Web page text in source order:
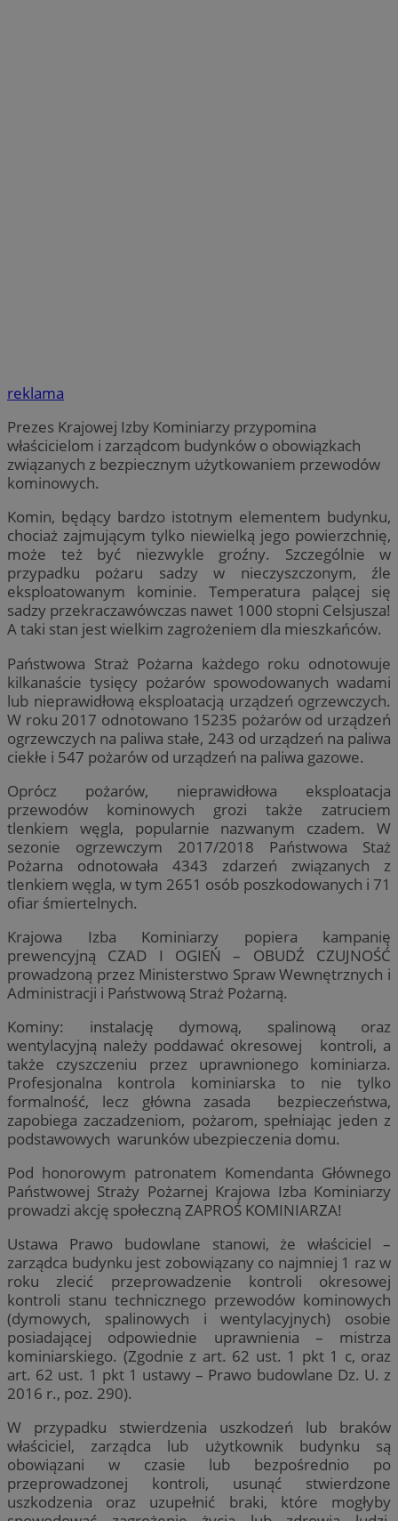
reklama
Prezes Krajowej Izby Kominiarzy przypomina
właścicielom i zarządcom budynków o obowiązkach
związanych z bezpiecznym użytkowaniem przewodów
kominowych.
Komin, będący bardzo istotnym elementem budynku,
chociaż zajmującym tylko niewielką jego powierzchnię,
może też być niezwykle groźny. Szczególnie w
przypadku pożaru sadzy w nieczyszczonym, źle
eksploatowanym kominie. Temperatura palącej się
sadzy przekraczawówczas nawet 1000 stopni Celsjusza!
A taki stan jest wielkim zagrożeniem dla mieszkańców.
Państwowa Straż Pożarna każdego roku odnotowuje
kilkanaście tysięcy pożarów spowodowanych wadami
lub nieprawidłową eksploatacją urządzeń ogrzewczych.
W roku 2017 odnotowano 15235 pożarów od urządzeń
ogrzewczych na paliwa stałe, 243 od urządzeń na paliwa
ciekłe i 547 pożarów od urządzeń na paliwa gazowe.
Oprócz pożarów, nieprawidłowa eksploatacja
przewodów kominowych grozi także zatruciem
tlenkiem węgla, popularnie nazwanym czadem. W
sezonie ogrzewczym 2017/2018 Państwowa Staż
Pożarna odnotowała 4343 zdarzeń związanych z
tlenkiem węgla, w tym 2651 osób poszkodowanych i 71
ofiar śmiertelnych.
Krajowa Izba Kominiarzy popiera kampanię
prewencyjną CZAD I OGIEŃ – OBUDŹ CZUJNOŚĆ
prowadzoną przez Ministerstwo Spraw Wewnętrznych i
Administracji i Państwową Straż Pożarną.
Kominy: instalację dymową, spalinową oraz
wentylacyjną należy poddawać okresowej kontroli, a
także czyszczeniu przez uprawnionego kominiarza.
Profesjonalna kontrola kominiarska to nie tylko
formalność, lecz główna zasada bezpieczeństwa,
zapobiega zaczadzeniom, pożarom, spełniając jeden z
podstawowych warunków ubezpieczenia domu.
Pod honorowym patronatem Komendanta Głównego
Państwowej Straży Pożarnej Krajowa Izba Kominiarzy
prowadzi akcję społeczną ZAPROŚ KOMINIARZA!
Ustawa Prawo budowlane stanowi, że właściciel –
zarządca budynku jest zobowiązany co najmniej 1 raz w
roku zlecić przeprowadzenie kontroli okresowej
kontroli stanu technicznego przewodów kominowych
(dymowych, spalinowych i wentylacyjnych) osobie
posiadającej odpowiednie uprawnienia – mistrza
kominiarskiego. (Zgodnie z art. 62 ust. 1 pkt 1 c, oraz
art. 62 ust. 1 pkt 1 ustawy – Prawo budowlane Dz. U. z
2016 r., poz. 290).
W przypadku stwierdzenia uszkodzeń lub braków
właściciel, zarządca lub użytkownik budynku są
obowiązani w czasie lub bezpośrednio po
przeprowadzonej kontroli, usunąć stwierdzone
uszkodzenia oraz uzupełnić braki, które mogłyby